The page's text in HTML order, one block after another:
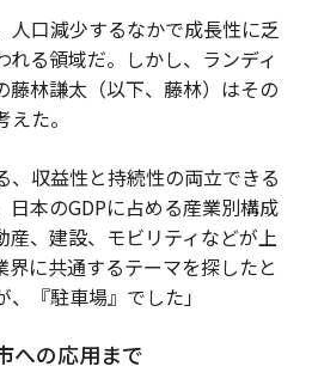
人口減少するなかで成長性に乏
れる領域だ。しかし、ランディ
藤林謙太（以下、藤林）はその
た。
、収益性と持続性の両立できる
日本のGDPに占める産業別構成
産、建設、モビリティなどが上
に共通するテーマを探したと
『駐車場』でした」
への応用まで